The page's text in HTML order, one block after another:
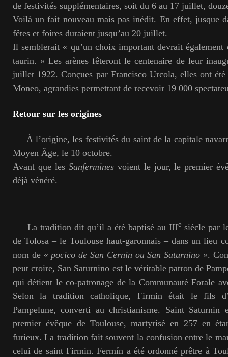
de festivités supplémentaires, soit du 6 au 17 juillet,
Voilà un fait nouveau mais pas inédit. En effet, jusque
fêtes et foires duraient jusqu’au 20 juillet.
Il semblerait « qu’un choix important devrait également
taurin. » Les arènes fêteront le centenaire de leur
juillet 1922. Conçues par Francisco Urcola, elles ont été
Moneo, agrandies permettant de recevoir 19 000
Retour sur les origines
À l’origine, les festivités du saint de la capitale
Moyen Âge, le 10 octobre.
Avant que lesSanferminesvoient le jour, le premier
déjà vénéré.
La tradition dit qu’il a été baptisé au IIIe siècle par
de Tolosa – le Toulouse haut-garonnais – dans un lieu
nom de« pocico de San Cernin ou San Saturnino ».
peut croire, San Saturnino est le véritable patron de
qui détient le co-patronage de la Communauté Forale
Selon la tradition catholique, Firmin était le fils
Pampelune, converti au christianisme. Saint Saturnin
premier évêque de Toulouse, martyrisé en 257 en
furieux. La tradition fait souvent la confusion entre le
celui de saint Firmin. Fermín a été ordonné prêtre à